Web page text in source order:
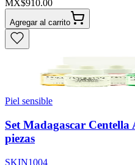
MX$910.00
Agregar al carrito
Piel sensible
Set Madagascar
piezas
SKIN1004